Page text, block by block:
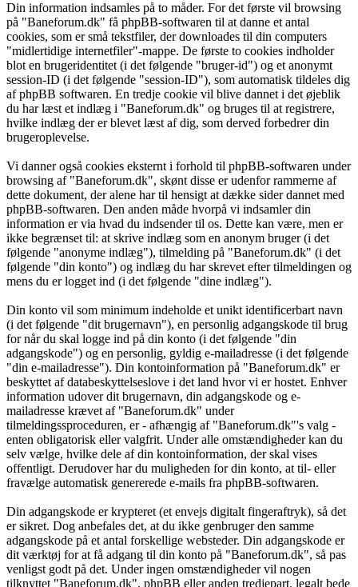
Din information indsamles på to måder. For det første vil browsing
på "Baneforum.dk" få phpBB-softwaren til at danne et antal
cookies, som er små tekstfiler, der downloades til din computers
"midlertidige internetfiler"-mappe. De første to cookies indholder
blot en brugeridentitet (i det følgende "bruger-id") og et anonymt
session-ID (i det følgende "session-ID"), som automatisk tildeles dig
af phpBB softwaren. En tredje cookie vil blive dannet i det øjeblik
du har læst et indlæg i "Baneforum.dk" og bruges til at registrere,
hvilke indlæg der er blevet læst af dig, som derved forbedrer din
brugeroplevelse.
Vi danner også cookies eksternt i forhold til phpBB-softwaren under
browsing af "Baneforum.dk", skønt disse er udenfor rammerne af
dette dokument, der alene har til hensigt at dække sider dannet med
phpBB-softwaren. Den anden måde hvorpå vi indsamler din
information er via hvad du indsender til os. Dette kan være, men er
ikke begrænset til: at skrive indlæg som en anonym bruger (i det
følgende "anonyme indlæg"), tilmelding på "Baneforum.dk" (i det
følgende "din konto") og indlæg du har skrevet efter tilmeldingen og
mens du er logget ind (i det følgende "dine indlæg").
Din konto vil som minimum indeholde et unikt identificerbart navn
(i det følgende "dit brugernavn"), en personlig adgangskode til brug
for når du skal logge ind på din konto (i det følgende "din
adgangskode") og en personlig, gyldig e-mailadresse (i det følgende
"din e-mailadresse"). Din kontoinformation på "Baneforum.dk" er
beskyttet af databeskyttelseslove i det land hvor vi er hostet. Enhver
information udover dit brugernavn, din adgangskode og e-
mailadresse krævet af "Baneforum.dk" under
tilmeldingssproceduren, er - afhængig af "Baneforum.dk"'s valg -
enten obligatorisk eller valgfrit. Under alle omstændigheder kan du
selv vælge, hvilke dele af din kontoinformation, der skal vises
offentligt. Derudover har du muligheden for din konto, at til- eller
fravælge automatisk genererede e-mails fra phpBB-softwaren.
Din adgangskode er krypteret (et envejs digitalt fingeraftryk), så det
er sikret. Dog anbefales det, at du ikke genbruger den samme
adgangskode på et antal forskellige websteder. Din adgangskode er
dit værktøj for at få adgang til din konto på "Baneforum.dk", så pas
venligst godt på det. Under ingen omstændigheder vil nogen
tilknyttet "Baneforum.dk", phpBB eller anden tredjepart, legalt bede